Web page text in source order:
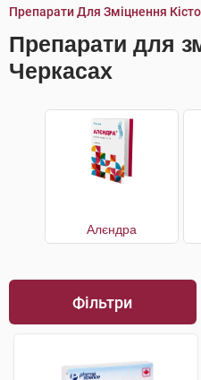
Препарати Для Зміцнення
Препарати для
Черкасах
Алєндра
Фільтри